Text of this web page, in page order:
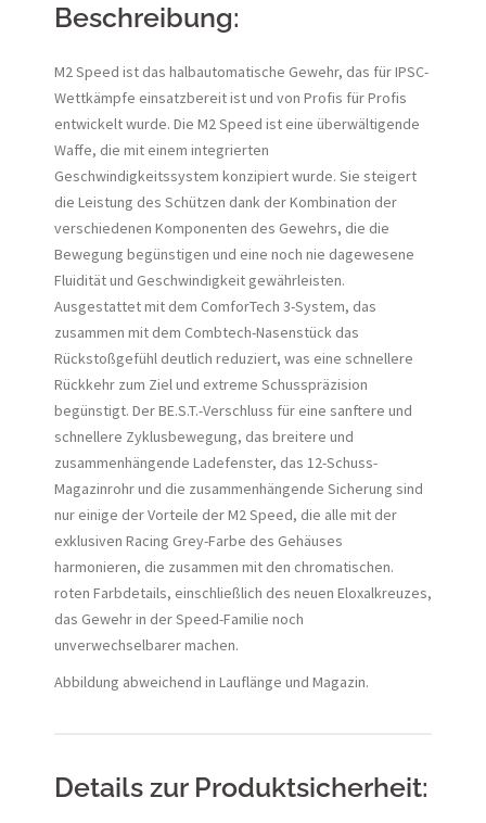
Beschreibung:
M2 Speed ist das halbautomatische Gewehr, das für IPSC-
Wettkämpfe einsatzbereit ist und von Profis für Profis
entwickelt wurde. Die M2 Speed ist eine überwältigende
Waffe, die mit einem integrierten
Geschwindigkeitssystem konzipiert wurde. Sie steigert
die Leistung des Schützen dank der Kombination der
verschiedenen Komponenten des Gewehrs, die die
Bewegung begünstigen und eine noch nie dagewesene
Fluidität und Geschwindigkeit gewährleisten.
Ausgestattet mit dem ComforTech 3-System, das
zusammen mit dem Combtech-Nasenstück das
Rückstoßgefühl deutlich reduziert, was eine schnellere
Rückkehr zum Ziel und extreme Schusspräzision
begünstigt. Der BE.S.T.-Verschluss für eine sanftere und
schnellere Zyklusbewegung, das breitere und
zusammenhängende Ladefenster, das 12-Schuss-
Magazinrohr und die zusammenhängende Sicherung sind
nur einige der Vorteile der M2 Speed, die alle mit der
exklusiven Racing Grey-Farbe des Gehäuses
harmonieren, die zusammen mit den chromatischen.
roten Farbdetails, einschließlich des neuen Eloxalkreuzes,
das Gewehr in der Speed-Familie noch
unverwechselbarer machen.
Abbildung abweichend in Lauflänge und Magazin.
Details zur Produktsicherheit: